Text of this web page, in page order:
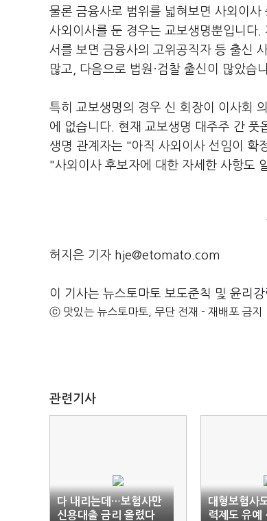
물론 금융사로 범위를 넓혀보면 사외이
사외이사를 둔 경우는 교보생명뿐입니
서를 보면 금융사의 고위공직자 등 출신
많고, 다음으로 법원·검찰 출신이 많았습
특히 교보생명의 경우 신 회장이 이사회
에 없습니다. 현재 교보생명 대주주 간
생명 관계자는 "아직 사외이사 선임이 확
"사외이사 후보자에 대한 자세한 사항도
허지은 기자 hje@etomato.com
이 기사는 뉴스토마토 보도준칙 및 윤리
ⓒ 맛있는 뉴스토마토, 무단 전재 - 재배포 금지
관련기사
다 내리는데…보험사만
신용대출 금리 올렸다
대형보험사
력제도 유예